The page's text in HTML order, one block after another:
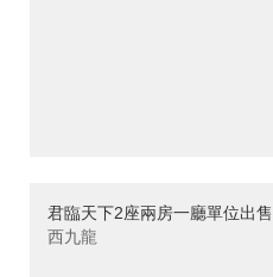
君臨天下2座兩房一廳單位出售
西九龍